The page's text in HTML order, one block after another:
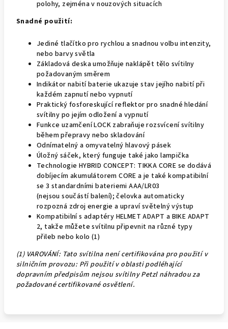
polohy, zejména v nouzových situacích
Snadné použití:
Jediné tlačítko pro rychlou a snadnou volbu intenzity,
nebo barvy světla
Základová deska umožňuje naklápět tělo svítilny
požadovaným směrem
Indikátor nabití baterie ukazuje stav jejího nabití při
každém zapnutí nebo vypnutí
Praktický fosforeskující reflektor pro snadné hledání
svítilny po jejím odložení a vypnutí
Funkce uzamčení LOCK zabraňuje rozsvícení svítilny
během přepravy nebo skladování
Odnímatelný a omyvatelný hlavový pásek
Úložný sáček, který funguje také jako lampička
Technologie HYBRID CONCEPT: TIKKA CORE se dodává
dobíjecím akumulátorem CORE a je také kompatibilní
se 3 standardními bateriemi AAA/LR03
(nejsou součástí balení); čelovka automaticky
rozpozná zdroj energie a upraví světelný výstup
Kompatibilní s adaptéry HELMET ADAPT a BIKE ADAPT
2, takže můžete svítilnu připevnit na různé typy
přileb nebo kolo (1)
(1) VAROVÁNÍ: Tato svítilna není certifikována pro použití v
silničním provozu: Při použití v oblasti podléhající
dopravním předpisům nejsou svítilny Petzl náhradou za
požadované certifikované osvětlení.